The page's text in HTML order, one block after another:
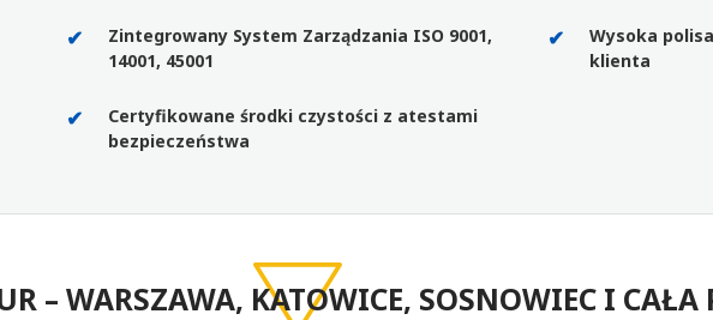
Zintegrowany System Zarządzania ISO 9001,
14001, 45001
Wysoka
klienta
Certyfikowane środki czystości z atestami
bezpieczeństwa
– WARSZAWA, KATOWICE, SOSNOWIEC I CAŁA